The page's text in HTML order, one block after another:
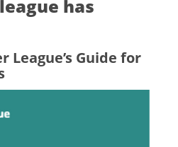
contro il cancro
has
League’s Guide for